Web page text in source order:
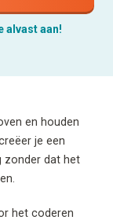
alvast aan!
en houden
je een
zonder dat het
het coderen